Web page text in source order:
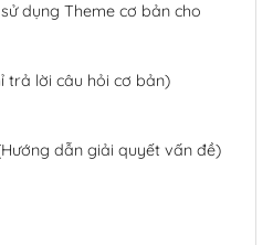
dụng Theme cơ bản cho
trả lời câu hỏi cơ bản)
dẫn giải quyết vấn đề)